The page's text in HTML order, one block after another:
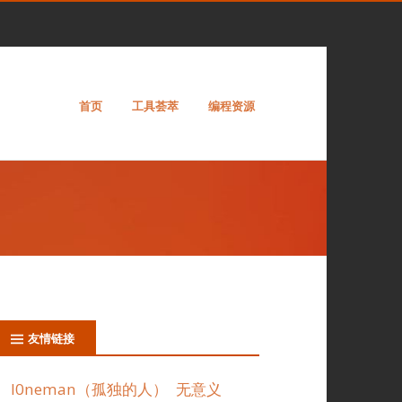
首页 工具荟萃 编程资源
友情链接
l0neman（孤独的人）
无意义